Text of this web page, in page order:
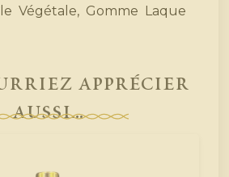
Végétale, Gomme Laque
apprécier
aussi...